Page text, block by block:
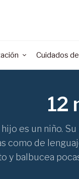
Cuidados
12
hijo es un niño.
como de
y balbucea